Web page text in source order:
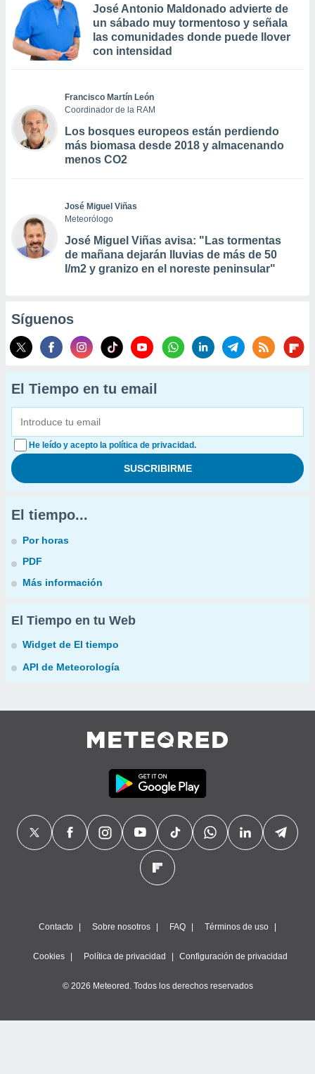
José Antonio Maldonado advierte de
un sábado muy tormentoso y señala
las comunidades donde puede llover
con intensidad
Francisco Martín León
Coordinador de la RAM
Los bosques europeos están perdiendo
más biomasa desde 2018 y almacenando
menos CO2
José Miguel Viñas
Meteorólogo
José Miguel Viñas avisa: "Las tormentas
de mañana dejarán lluvias de más de 50
l/m2 y granizo en el noreste peninsular"
Síguenos
El Tiempo en tu email
He leído y acepto la política de privacidad.
El tiempo...
Por horas
PDF
Más información
El Tiempo en tu Web
Widget de El tiempo
API de Meteorología
Contacto Sobre nosotros FAQ Términos de uso
Cookies Política de privacidad Configuración de privacidad
© 2026 Meteored. Todos los derechos reservados